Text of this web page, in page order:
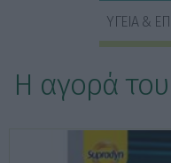
ΥΓΕΙΑ &
Η αγορά